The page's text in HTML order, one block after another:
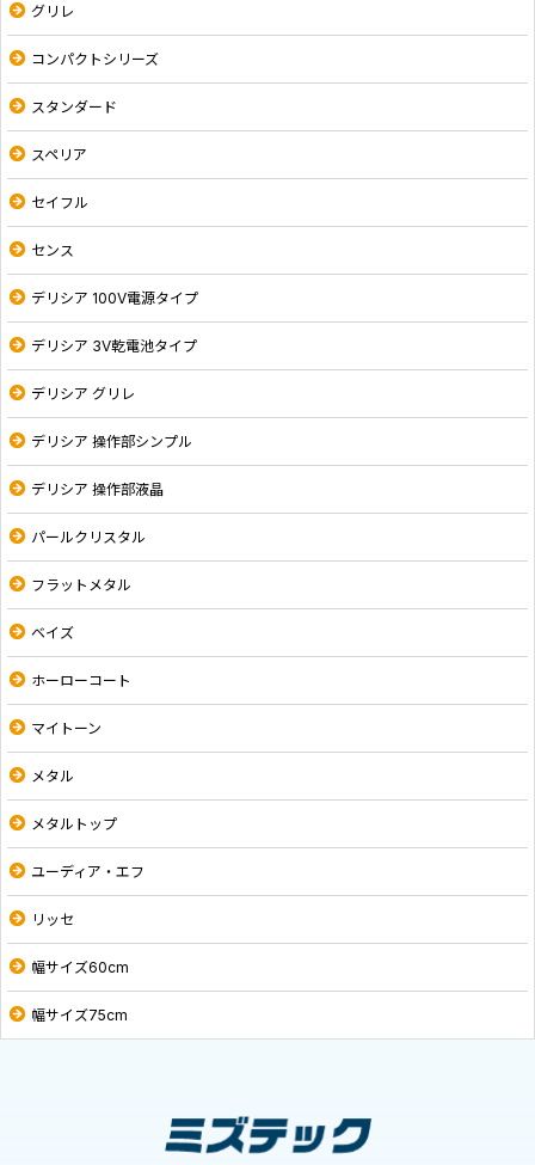
グリレ
コンパクトシリーズ
スタンダード
スペリア
セイフル
センス
デリシア 100V電源タイプ
デリシア 3V乾電池タイプ
デリシア グリレ
デリシア 操作部シンプル
デリシア 操作部液晶
パールクリスタル
フラットメタル
ベイズ
ホーローコート
マイトーン
メタル
メタルトップ
ユーディア・エフ
リッセ
幅サイズ60cm
幅サイズ75cm